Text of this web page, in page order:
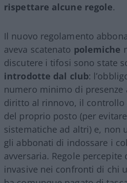
rispettare alcune regole.
Il nuovo regolamento
aveva scatenato polemiche
discutere i tifosi sono state
introdotte dal club:
numero minimo di presenze
diritto al rinnovo, il controllo
del proprio posto (per
sistematiche ad altri) e, non
gli abbonati di indossare i
avversaria. Regole
invasive nei confronti di chi